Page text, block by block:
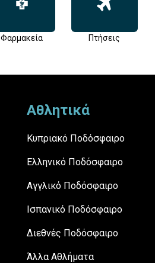
Φαρμακεία Πτήσεις
Αθλητικά
Κυπριακό Ποδόσφαιρο
Ελληνικό Ποδόσφαιρο
Αγγλικό Ποδόσφαιρο
Ισπανικό Ποδόσφαιρο
Διεθνές Ποδόσφαιρο
Άλλα Αθλήματα